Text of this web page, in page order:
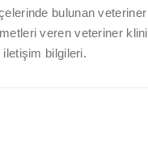
bulunan veteriner
veren veteriner
bilgileri.